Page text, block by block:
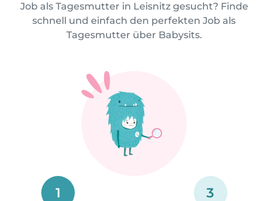
Job als Tagesmutter in Leisnitz gesucht? Finde
schnell und einfach den perfekten Job als
Tagesmutter über Babysits.
1 3